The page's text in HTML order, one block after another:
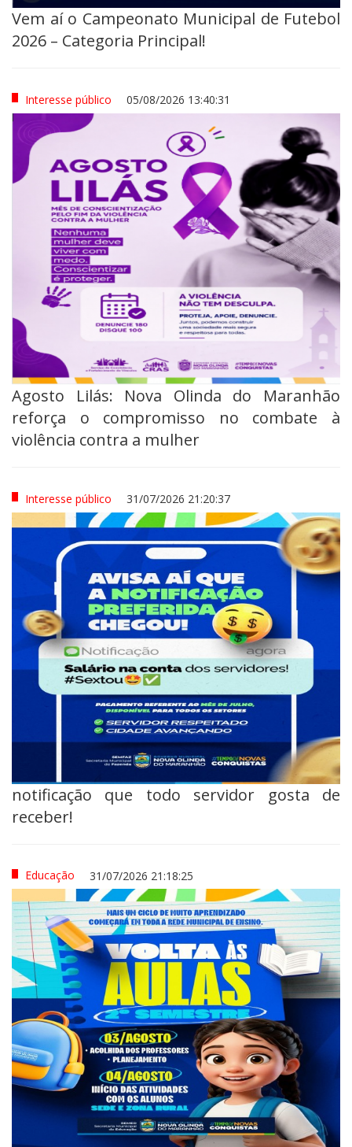
Vem aí o Campeonato Municipal de Futebol
2026 – Categoria Principal!
Interesse público 05/08/2026 13:40:31
Agosto Lilás: Nova Olinda do Maranhão
reforça o compromisso no combate à
violência contra a mulher
Interesse público 31/07/2026 21:20:37
notificação que todo servidor gosta de
receber!
Educação 31/07/2026 21:18:25